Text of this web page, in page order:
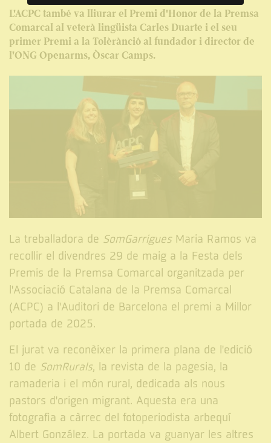
L'ACPC també va lliurar el Premi d'Honor de la Premsa
Comarcal al veterà lingüista Carles Duarte i el seu
primer Premi a la Tolèrànció al fundador i director de
l'ONG Openarms, Òscar Camps.
La treballadora de SomGarrigues Maria Ramos va
recollir el divendres 29 de maig a la Festa dels
Premis de la Premsa Comarcal organitzada per
l'Associació Catalana de la Premsa Comarcal
(ACPC) a l'Auditori de Barcelona el premi a Millor
portada de 2025.
El jurat va reconèixer la primera plana de l'edició
10 de SomRurals, la revista de la pagesia, la
ramaderia i el món rural, dedicada als nous
pastors d'origen migrant. Aquesta era una
fotografia a càrrec del fotoperiodista arbequí
Albert González. La portada va guanyar les altres